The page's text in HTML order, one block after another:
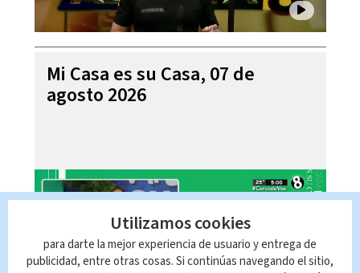
Mi Casa es su Casa, 07 de
agosto 2026
Utilizamos cookies
para darte la mejor experiencia de usuario y entrega de
publicidad, entre otras cosas. Si continúas navegando el sitio,